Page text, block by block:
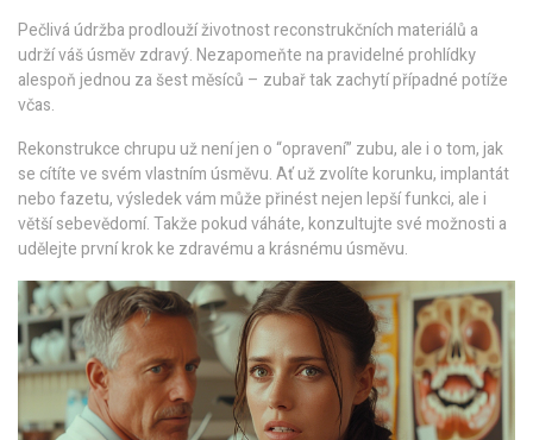
Pečlivá údržba prodlouží životnost reconstrukčních materiálů a
udrží váš úsměv zdravý. Nezapomeňte na pravidelné prohlídky
alespoň jednou za šest měsíců – zubař tak zachytí případné potíže
včas.
Rekonstrukce chrupu už není jen o “opravení” zubu, ale i o tom, jak
se cítíte ve svém vlastním úsměvu. Ať už zvolíte korunku, implantát
nebo fazetu, výsledek vám může přinést nejen lepší funkci, ale i
větší sebevědomí. Takže pokud váháte, konzultujte své možnosti a
udělejte první krok ke zdravému a krásnému úsměvu.